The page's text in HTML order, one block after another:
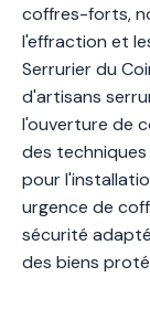
coffres-forts,
l'effraction et
Serrurier du
d'artisans
l'ouverture de
des
pour
urgence de
sécurité
des biens